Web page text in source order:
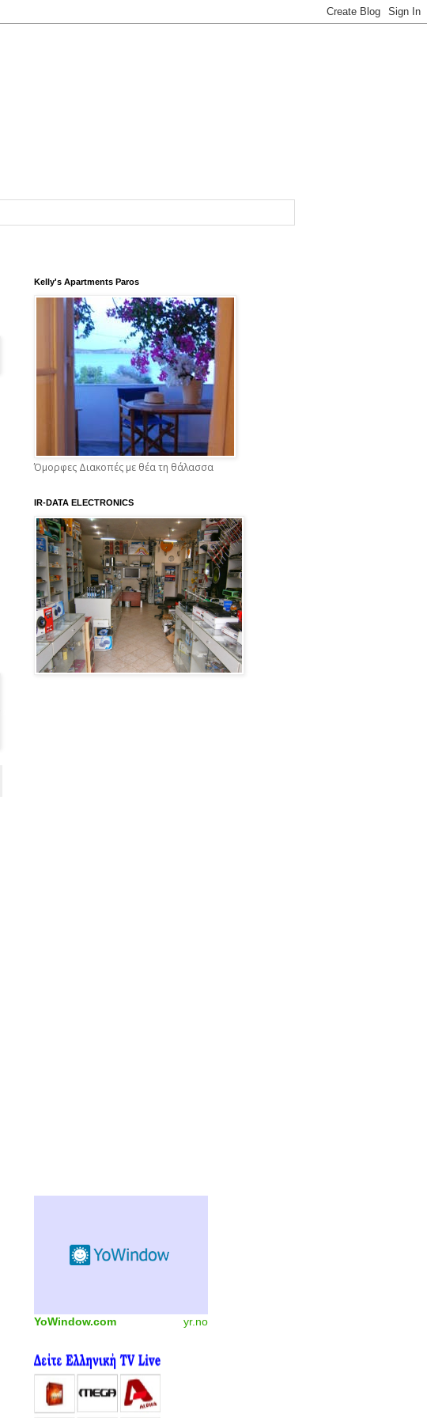
Kelly's Apartments Paros
Όμορφες Διακοπές με θέα τη θάλασσα
IR-DATA ELECTRONICS
YoWindow.com yr.no